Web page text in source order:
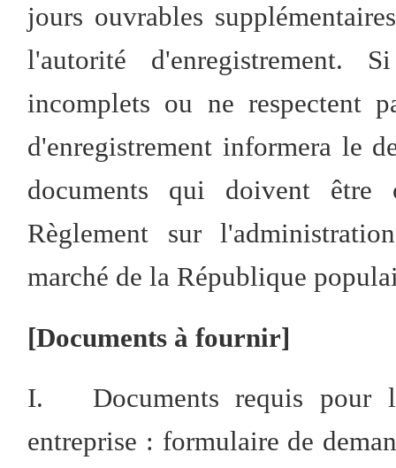
jours ouvrables
l'autorité d'enregistrement.
incomplets ou ne respectent
d'enregistrement informera le
documents qui doivent
Règlement sur
marché de la République
[Documents à fournir]
I. Documents requis pour
entreprise : formulaire de